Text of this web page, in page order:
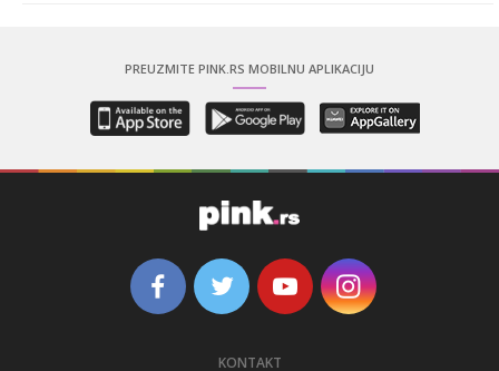
PREUZMITE PINK.RS MOBILNU APLIKACIJU
KONTAKT